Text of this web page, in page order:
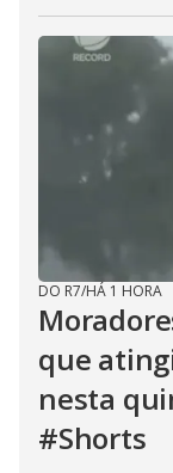
DO R7/HÁ 1 HORA
que
nesta
#Shorts